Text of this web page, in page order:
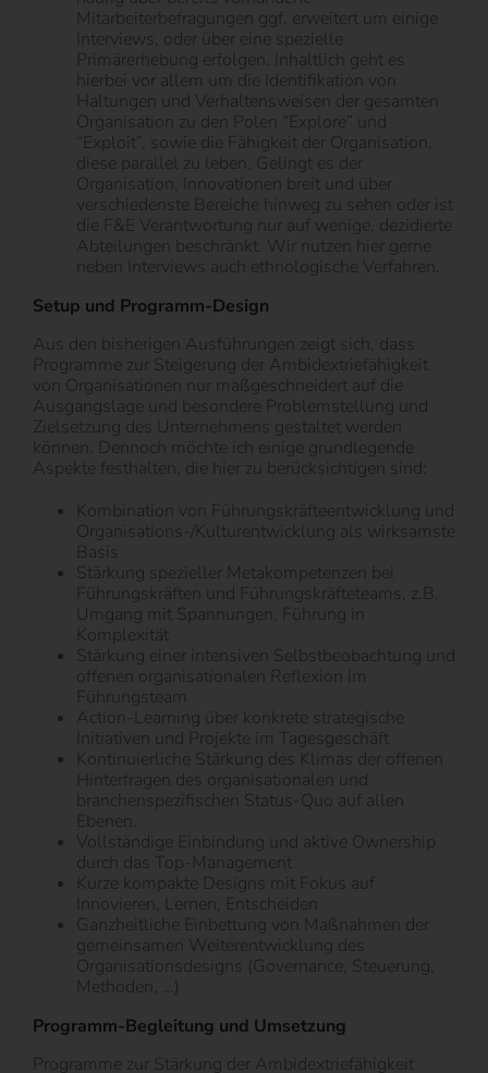
Mitarbeiterbefragungen ggf. erweitert um einige
Interviews, oder über eine spezielle
Primärerhebung erfolgen. Inhaltlich geht es
hierbei vor allem um die Identifikation von
Haltungen und Verhaltensweisen der gesamten
Organisation zu den Polen “Explore” und
“Exploit”, sowie die Fähigkeit der Organisation,
diese parallel zu leben. Gelingt es der
Organisation, Innovationen breit und über
verschiedenste Bereiche hinweg zu sehen oder ist
die F&E Verantwortung nur auf wenige, dezidierte
Abteilungen beschränkt. Wir nutzen hier gerne
neben Interviews auch ethnologische Verfahren.
Setup und Programm-Design
Aus den bisherigen Ausführungen zeigt sich, dass
Programme zur Steigerung der Ambidextriefähigkeit
von Organisationen nur maßgeschneidert auf die
Ausgangslage und besondere Problemstellung und
Zielsetzung des Unternehmens gestaltet werden
können. Dennoch möchte ich einige grundlegende
Aspekte festhalten, die hier zu berücksichtigen sind:
Kombination von Führungskräfteentwicklung und
Organisations-/Kulturentwicklung als wirksamste
Basis
Stärkung spezieller Metakompetenzen bei
Führungskräften und Führungskräfteteams, z.B.
Umgang mit Spannungen, Führung in
Komplexität
Stärkung einer intensiven Selbstbeobachtung und
offenen organisationalen Reflexion im
Führungsteam
Action-Learning über konkrete strategische
Initiativen und Projekte im Tagesgeschäft
Kontinuierliche Stärkung des Klimas der offenen
Hinterfragen des organisationalen und
branchenspezifischen Status-Quo auf allen
Ebenen.
Vollständige Einbindung und aktive Ownership
durch das Top-Management
Kurze kompakte Designs mit Fokus auf
Innovieren, Lernen, Entscheiden
Ganzheitliche Einbettung von Maßnahmen der
gemeinsamen Weiterentwicklung des
Organisationsdesigns (Governance, Steuerung,
Methoden, …)
Programm-Begleitung und Umsetzung
Programme zur Stärkung der Ambidextriefähigkeit